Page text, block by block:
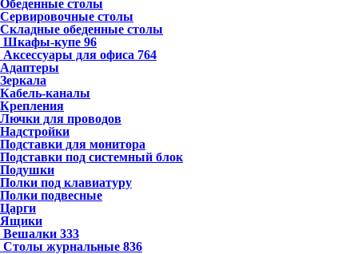
Обеденные столы
Сервировочные столы
Складные обеденные столы
Шкафы-купе 96
Аксессуары для офиса 764
Адаптеры
Зеркала
Кабель-каналы
Крепления
Лючки для проводов
Надстройки
Подставки для монитора
Подставки под системный блок
Подушки
Полки под клавиатуру
Полки подвесные
Царги
Ящики
Вешалки 333
Столы журнальные 836